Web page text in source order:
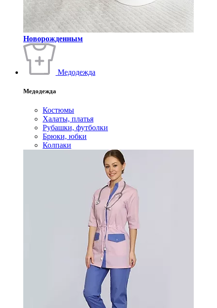
Новорожденным
Медодежда
Медодежда
Костюмы
Халаты, платья
Рубашки, футболки
Брюки, юбки
Колпаки